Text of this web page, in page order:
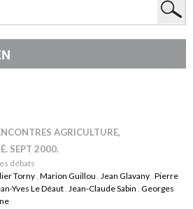
AGRICULTURE,
SEPT 2000.
débats
Torny , Marion Guillou , Jean Glavany , Pierre
Yves Le Déaut , Jean-Claude Sabin , Georges